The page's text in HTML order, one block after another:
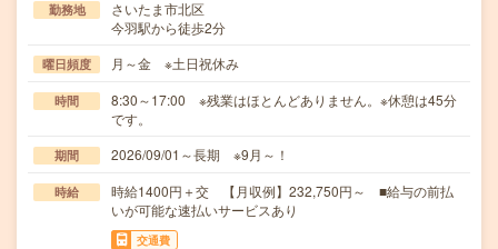
勤務地
さいたま市北区
今羽駅から徒歩2分
曜日頻度 月～金 ※土日祝休み
時間
8:30～17:00 ※残業はほとんどありません。※休憩は45分
です。
期間 2026/09/01～長期 ※9月～！
時給
時給1400円＋交 【月収例】232,750円～ ■給与の前払
いが可能な速払いサービスあり
交通費